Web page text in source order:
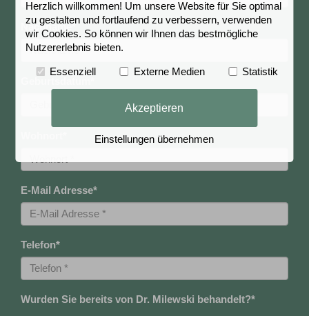
Nachname*
E-Mail Adresse*
Telefon*
Wurden Sie bereits von Dr. Milewski behandelt?*
Herzlich willkommen! Um unsere Website für Sie optimal
zu gestalten und fortlaufend zu verbessern, verwenden
wir Cookies. So können wir Ihnen das bestmögliche
Nutzererlebnis bieten.
Essenziell Externe Medien Statistik
Akzeptieren
Einstellungen übernehmen